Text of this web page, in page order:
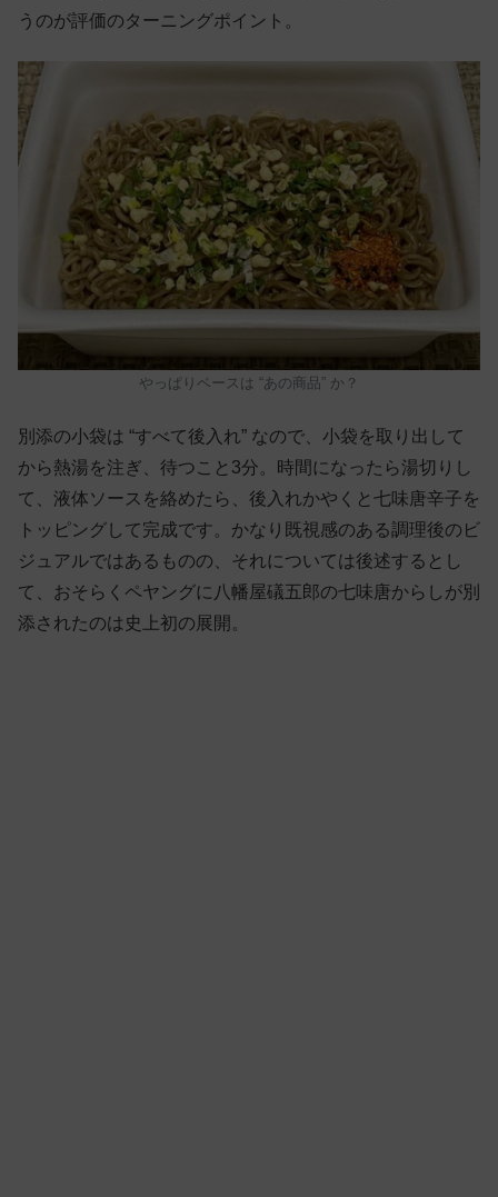
うのが評価のターニングポイント。
やっぱりベースは “あの商品” か？
別添の小袋は “すべて後入れ” なので、小袋を取り出して
から熱湯を注ぎ、待つこと3分。時間になったら湯切りし
て、液体ソースを絡めたら、後入れかやくと七味唐辛子を
トッピングして完成です。かなり既視感のある調理後のビ
ジュアルではあるものの、それについては後述するとし
て、おそらくペヤングに八幡屋礒五郎の七味唐からしが別
添されたのは史上初の展開。